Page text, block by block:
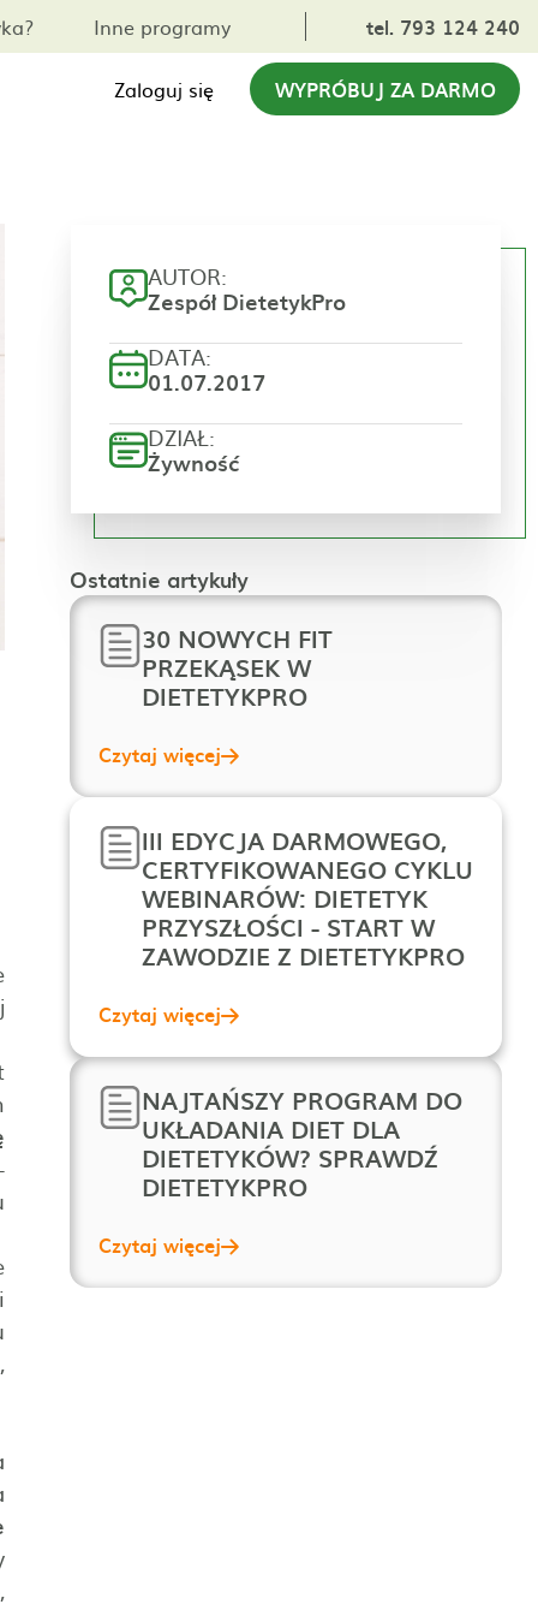
Inne programy tel. 793 124 240
Zaloguj się WYPRÓBUJ ZA DARMO
AUTOR:
Zespół DietetykPro
DATA:
01.07.2017
DZIAŁ:
Żywność
Ostatnie artykuły
30 NOWYCH FIT
PRZEKĄSEK W
DIETETYKPRO
Czytaj więcej
III EDYCJA DARMOWEGO,
CERTYFIKOWANEGO CYKLU
WEBINARÓW: DIETETYK
PRZYSZŁOŚCI - START W
ZAWODZIE Z DIETETYKPRO
Czytaj więcej
NAJTAŃSZY PROGRAM DO
UKŁADANIA DIET DLA
DIETETYKÓW? SPRAWDŹ
DIETETYKPRO
Czytaj więcej